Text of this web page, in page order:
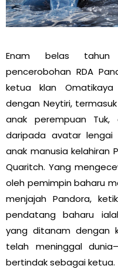
Enam belas tahun
pencerobohan RDA
ketua klan
dengan Neytiri,
anak perempuan
daripada avatar lengai
anak manusia kelahiran
Quaritch. Yang
oleh pemimpin baharu
menjajah Pandora,
pendatang baharu
yang ditanam dengan
telah meninggal
bertindak sebagai ketua.